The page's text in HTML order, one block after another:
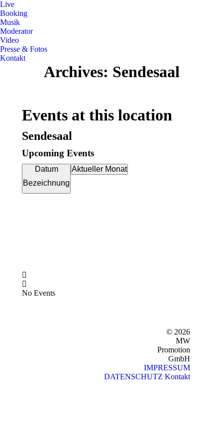
Live
Booking
Musik
Moderator
Video
Presse & Fotos
Kontakt
Archives: Sendesaal
Events at this location
Sendesaal
Upcoming Events
Datum
Bezeichnung
Aktueller Monat
No Events
© 2026
MW
Promotion
GmbH
IMPRESSUM
DATENSCHUTZ Kontakt